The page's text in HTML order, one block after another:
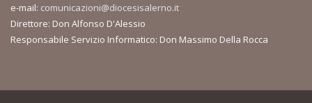
e-mail: comunicazioni@diocesisalerno.it
Direttore: Don Alfonso D'Alessio
Responsabile Servizio Informatico: Don Massimo Della Rocca